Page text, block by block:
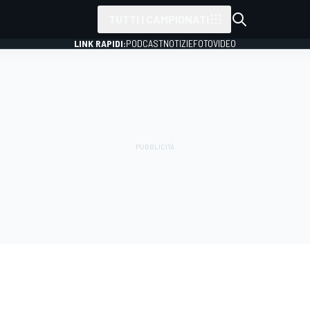
LINK RAPIDI:PODCASTNOTIZIEFOTOVIDEO